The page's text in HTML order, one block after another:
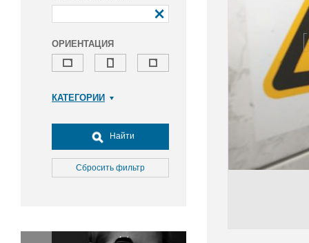
ОРИЕНТАЦИЯ
КАТЕГОРИИ
Досуг, туризм и отдых
Культура
Медицина
Окружающая среда
Найти
Сбросить фильтр